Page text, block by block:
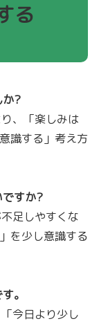
る
か?
、「楽しみは
識する」考え方
ですか?
足しやすくな
を少し意識する
。
今日より少し